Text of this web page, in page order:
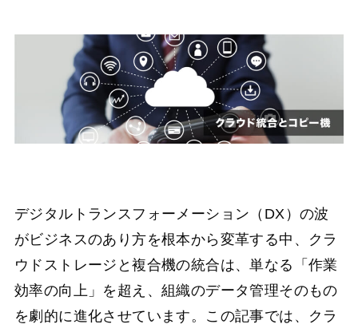
デジタルトランスフォーメーション（DX）の波
がビジネスのあり方を根本から変革する中、クラ
ウドストレージと複合機の統合は、単なる「作業
効率の向上」を超え、組織のデータ管理そのもの
を劇的に進化させています。この記事では、クラ